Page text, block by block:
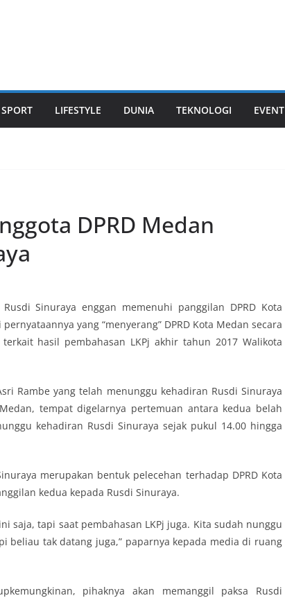
SPORT LIFESTYLE DUNIA TEKNOLOGI EVENT
DPRD Medan
Sinuraya enggan memenuhi panggilan DPRD Kota
yang “menyerang” DPRD Kota Medan secara
hasil pembahasan LKPj akhir tahun 2017 Walikota
Rambe yang telah menunggu kehadiran Rusdi Sinuraya
tempat digelarnya pertemuan antara kedua belah
kehadiran Rusdi Sinuraya sejak pukul 14.00 hingga
merupakan bentuk pelecehan terhadap DPRD Kota
kedua kepada Rusdi Sinuraya.
saja, tapi saat pembahasan LKPj juga. Kita sudah nunggu
beliau tak datang juga,” paparnya kepada media di ruang
pihaknya akan memanggil paksa Rusdi